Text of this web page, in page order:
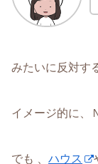
みたいに反対す
イメージ的に、
でも 、 ハウス